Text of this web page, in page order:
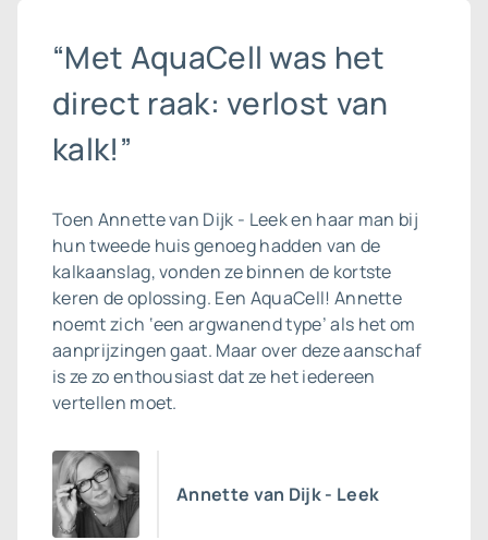
“Met AquaCell was het
direct raak: verlost van
kalk!”
Toen Annette van Dijk - Leek en haar man bij
hun tweede huis genoeg hadden van de
kalkaanslag, vonden ze binnen de kortste
keren de oplossing. Een AquaCell! Annette
noemt zich ‘een argwanend type’ als het om
aanprijzingen gaat. Maar over deze aanschaf
is ze zo enthousiast dat ze het iedereen
vertellen moet.
Annette van Dijk - Leek